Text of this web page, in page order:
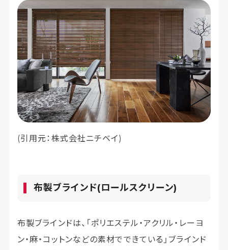
(引用元：株式会社ニチベイ)
布製ブラインド(ロールスクリーン)
布製ブラインドは、「ポリエステル・アクリル・レーヨ
ン・麻・コットンなどの素材でできている」ブラインド